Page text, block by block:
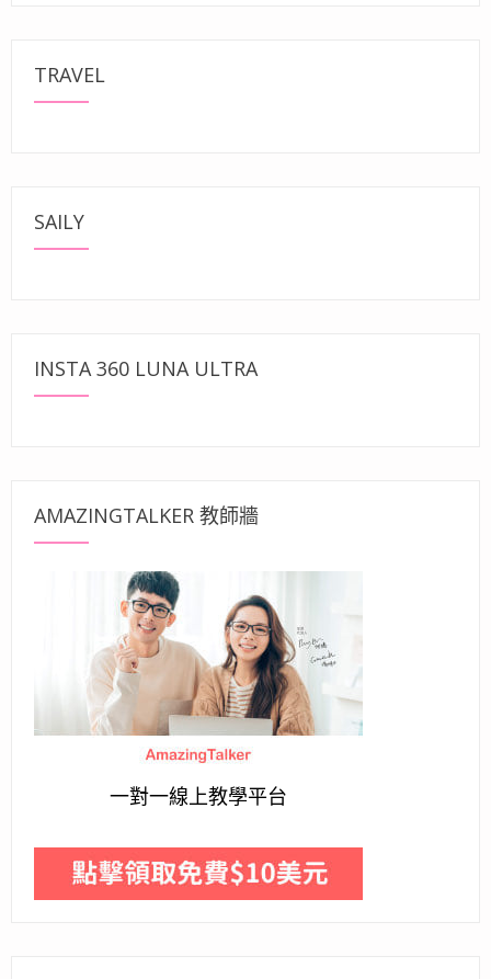
TRAVEL
SAILY
INSTA 360 LUNA ULTRA
AMAZINGTALKER 教師牆
一對一線上教學平台